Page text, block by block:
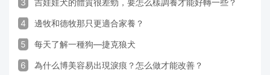
3 吉娃娃犬的體質很差勁，要怎么樣調養才能好轉一些？
4 邊牧和德牧那只更適合家養？
5 每天了解一種狗—捷克狼犬
6 為什么博美容易出現淚痕？怎么做才能改善？